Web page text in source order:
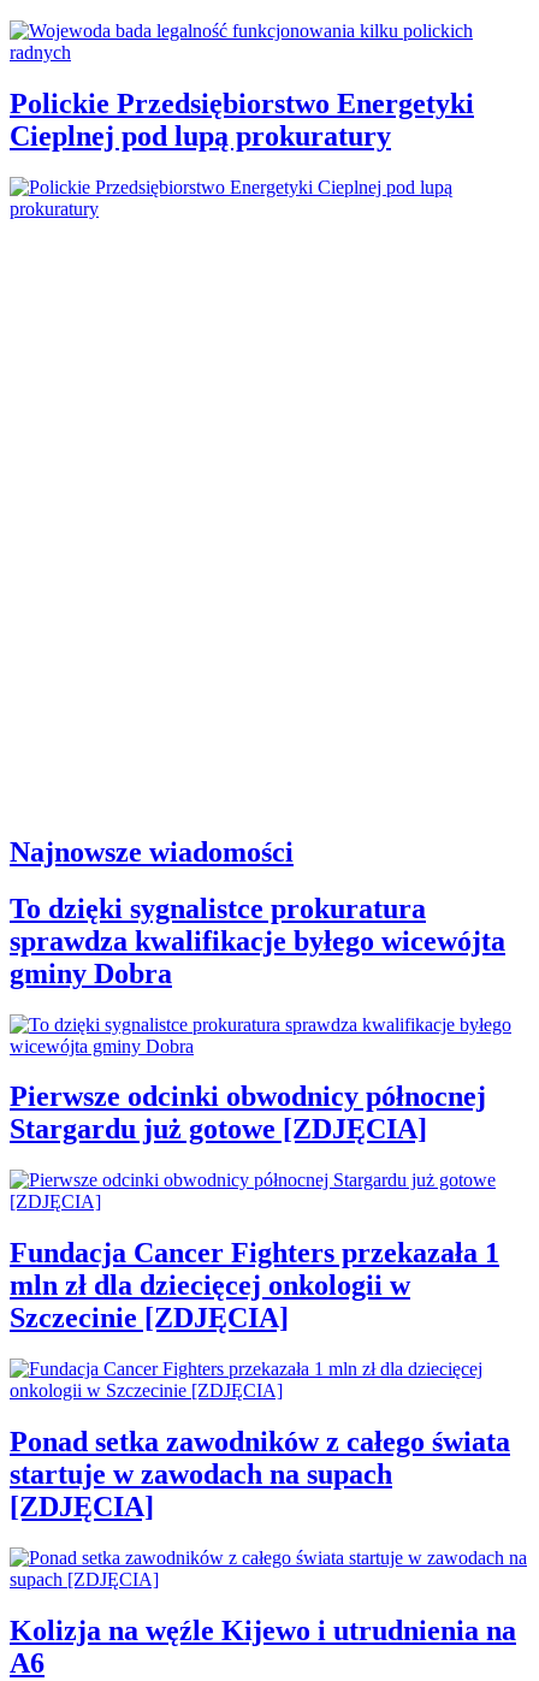
Polickie Przedsiębiorstwo Energetyki
Cieplnej pod lupą prokuratury
Najnowsze wiadomości
To dzięki sygnalistce prokuratura
sprawdza kwalifikacje byłego wicewójta
gminy Dobra
Pierwsze odcinki obwodnicy północnej
Stargardu już gotowe [ZDJĘCIA]
Fundacja Cancer Fighters przekazała 1
mln zł dla dziecięcej onkologii w
Szczecinie [ZDJĘCIA]
Ponad setka zawodników z całego świata
startuje w zawodach na supach
[ZDJĘCIA]
Kolizja na węźle Kijewo i utrudnienia na
A6